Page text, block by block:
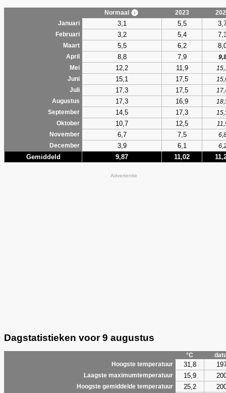
Normaal 2023
Januari
3,1 5,5
Februari 3,2 5,4
Maart 5,5 6,2
April 8,8 7,9
Mei
12,2 11,9
Juni
15,1 17,5
Juli
17,3 17,5
Augustus
17,3 16,9
September
14,5 17,3
Oktober
10,7 12,5
November
6,7 7,5
December
3,9 6,1
Gemiddeld 9,87 11,02
Advertentie
Dagstatistieken voor 9 augustus
°C
Hoogste temperatuur
31,8
Laagste maximumtemperatuur 15,9
Hoogste gemiddelde temperatuur 25,2